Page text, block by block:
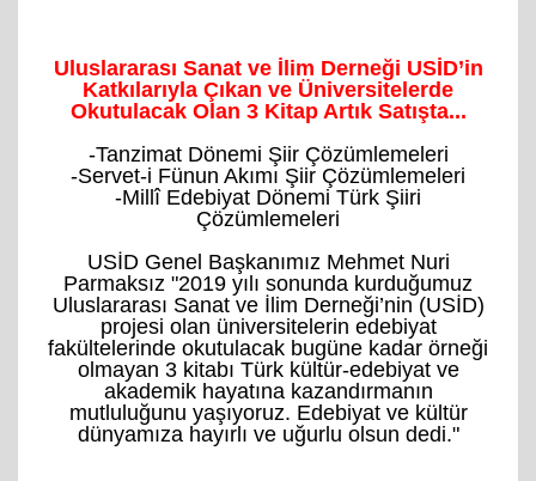
Uluslararası Sanat ve İlim Derneği USİD’in
Katkılarıyla Çıkan ve Üniversitelerde
Okutulacak Olan 3 Kitap Artık Satışta...
-Tanzimat Dönemi Şiir Çözümlemeleri
-Servet-i Fünun Akımı Şiir Çözümlemeleri
-Millî Edebiyat Dönemi Türk Şiiri
Çözümlemeleri
USİD Genel Başkanımız Mehmet Nuri
Parmaksız "2019 yılı sonunda kurduğumuz
Uluslararası Sanat ve İlim Derneği’nin (USİD)
projesi olan üniversitelerin edebiyat
fakültelerinde okutulacak bugüne kadar örneği
olmayan 3 kitabı Türk kültür-edebiyat ve
akademik hayatına kazandırmanın
mutluluğunu yaşıyoruz. Edebiyat ve kültür
dünyamıza hayırlı ve uğurlu olsun dedi."